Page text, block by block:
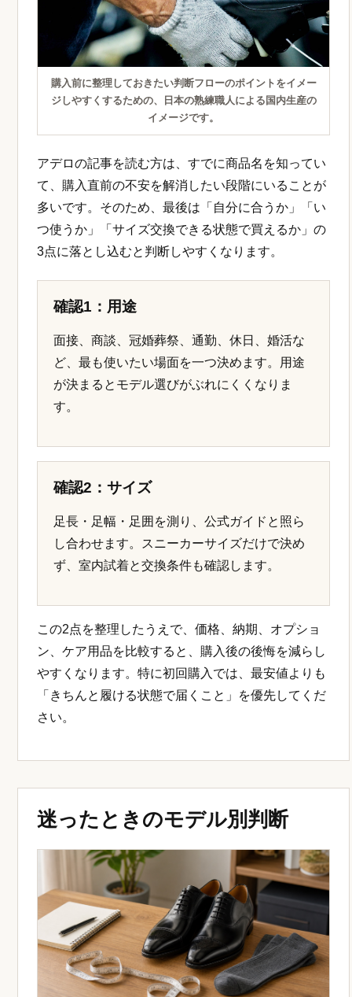
購入前に整理しておきたい判断フローのポイントをイメー
ジしやすくするための、日本の熟練職人による国内生産の
イメージです。
アデロの記事を読む方は、すでに商品名を知ってい
て、購入直前の不安を解消したい段階にいることが
多いです。そのため、最後は「自分に合うか」「い
つ使うか」「サイズ交換できる状態で買えるか」の
3点に落とし込むと判断しやすくなります。
確認1：用途
面接、商談、冠婚葬祭、通勤、休日、婚活な
ど、最も使いたい場面を一つ決めます。用途
が決まるとモデル選びがぶれにくくなりま
す。
確認2：サイズ
足長・足幅・足囲を測り、公式ガイドと照ら
し合わせます。スニーカーサイズだけで決め
ず、室内試着と交換条件も確認します。
この2点を整理したうえで、価格、納期、オプショ
ン、ケア用品を比較すると、購入後の後悔を減らし
やすくなります。特に初回購入では、最安値よりも
「きちんと履ける状態で届くこと」を優先してくだ
さい。
迷ったときのモデル別判断